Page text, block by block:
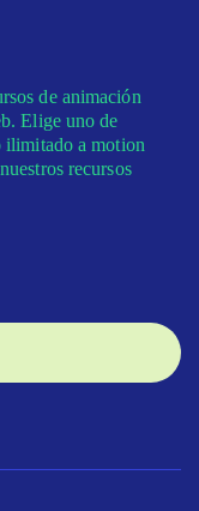
de animación
Elige uno de
ilimitado a motion
recursos